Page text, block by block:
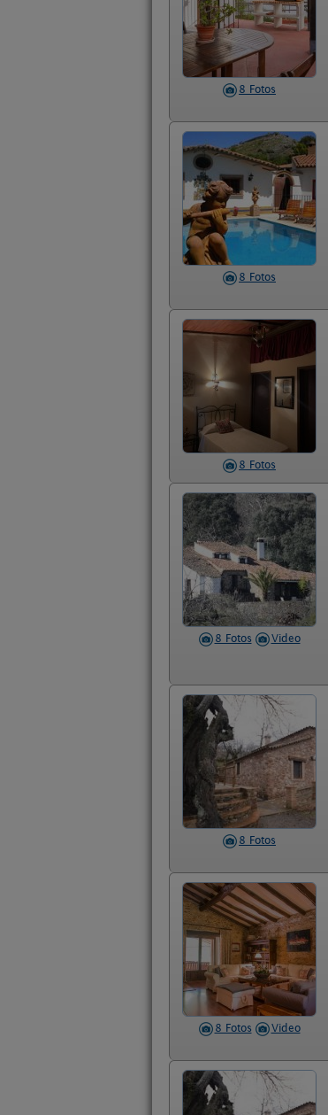
8 Fotos
8 Fotos
8 Fotos
8 Fotos Video
8 Fotos
8 Fotos Video